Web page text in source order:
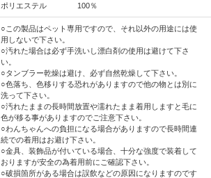
ポリエステル 100％
○この製品はペット専用ですので、それ以外の用途には使
用しないで下さい。
○汚れた場合は必ず手洗いし漂白剤の使用は避けて下さ
い。
○タンブラー乾燥は避け、必ず自然乾燥して下さい。
○色落ち、色移りする恐れがありますので他の物とは別に
洗って下さい。
○汚れたままの長時間放置や濡れたまま着用しますと毛に
色が移る事がありますのでご注意下さい。
○わんちゃんへの負担になる場合がありますので長時間連
続での着用はお避け下さい。
○金具、装飾品が付いている場合、十分な強度で装着して
おりますが安全の為着用前にご確認下さい。
○破損箇所がある場合は誤飲などの原因になりますのです